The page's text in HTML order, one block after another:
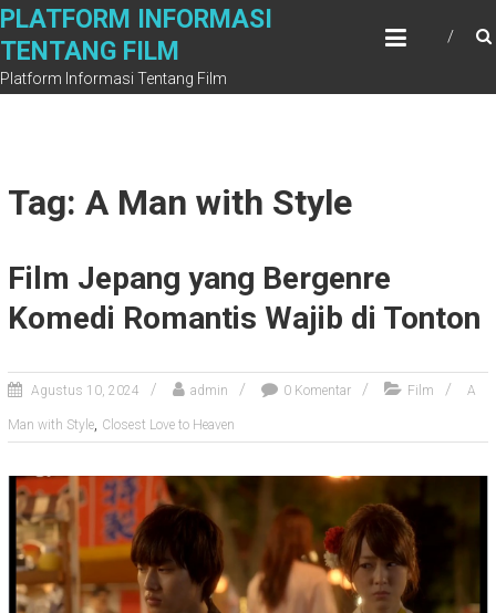
Skip
content
PLATFORM INFORMASI
TENTANG FILM
Platform Informasi Tentang Film
Tag: A Man with Style
Film Jepang yang Bergenre
Komedi Romantis Wajib di Tonton
Agustus 10, 2024 admin 0 Komentar Film A
Man with Style, Closest Love to Heaven